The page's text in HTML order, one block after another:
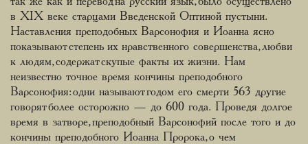
в XIX веке старцами Введенской Оптиной пустыни.
Наставления преподобных Варсонофия и Иоанна ясно
показывают степень их нравственного совершенства, любви
к людям, содержат скупые факты их жизни. Нам
неизвестно точное время кончины преподобного
Варсонофия: одни называют годом его смерти 563 другие
говорят более осторожно — до 600 года. Проведя долгое
время в затворе, преподобный Варсонофий после того и до
кончины преподобного Иоанна Пророка, о чем